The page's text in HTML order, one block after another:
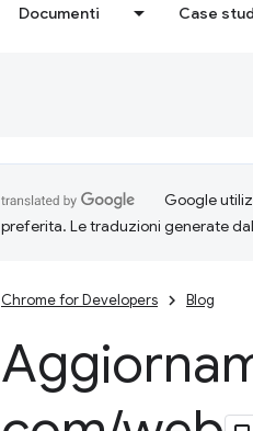
Documenti Case
Google
preferita. Le traduzioni generate
Chrome for Developers Blog